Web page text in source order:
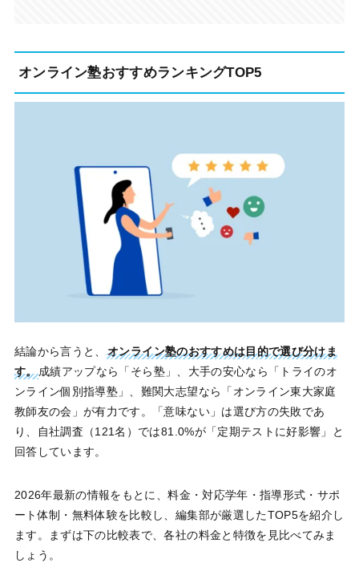
オンライン塾おすすめランキングTOP5
結論から言うと、 オンライン塾のおすすめは目的で選び分けま
す。成績アップなら「そら塾」、大手の安心なら「トライのオ
ンライン個別指導塾」、難関大志望なら「オンライン東大家庭
教師友の会」が有力です。「意味ない」は選び方の失敗であ
り、自社調査（121名）では81.0%が「定期テストに好影響」と
回答しています。
2026年最新の情報をもとに、料金・対応学年・指導形式・サポ
ート体制・無料体験を比較し、編集部が厳選したTOP5を紹介し
ます。まずは下の比較表で、各社の料金と特徴を見比べてみま
しょう。